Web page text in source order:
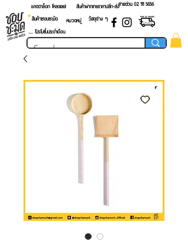
แคตตาล็อก โหลดเลย! สายด่วน 02 ​111 5656
สินค้าฝากขายราคาปลีก-ส่ง
สินค้าชอบชะมัด
หมวดหมู่
วัสดุต่าง ๆ
.... โปรโมชั่นประจำเดือน